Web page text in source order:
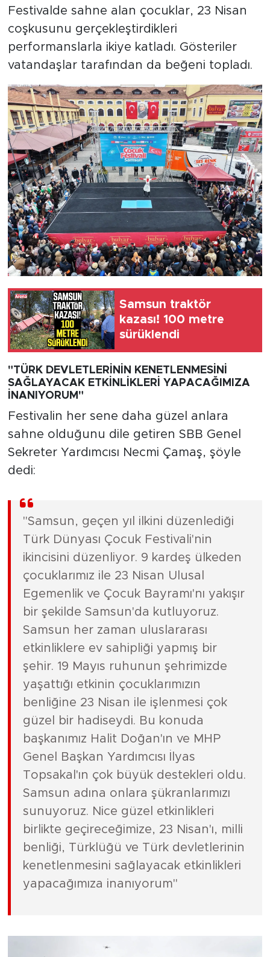
Festivalde sahne alan çocuklar, 23 Nisan
coşkusunu gerçekleştirdikleri
performanslarla ikiye katladı. Gösteriler
vatandaşlar tarafından da beğeni topladı.
Samsun traktör
kazası! 100 metre
sürüklendi
"TÜRK DEVLETLERİNİN KENETLENMESİNİ
SAĞLAYACAK ETKİNLİKLERİ YAPACAĞIMIZA
İNANIYORUM"
Festivalin her sene daha güzel anlara
sahne olduğunu dile getiren SBB Genel
Sekreter Yardımcısı Necmi Çamaş, şöyle
dedi:
"Samsun, geçen yıl ilkini düzenlediği
Türk Dünyası Çocuk Festivali'nin
ikincisini düzenliyor. 9 kardeş ülkeden
çocuklarımız ile 23 Nisan Ulusal
Egemenlik ve Çocuk Bayramı'nı yakışır
bir şekilde Samsun'da kutluyoruz.
Samsun her zaman uluslararası
etkinliklere ev sahipliği yapmış bir
şehir. 19 Mayıs ruhunun şehrimizde
yaşattığı etkinin çocuklarımızın
benliğine 23 Nisan ile işlenmesi çok
güzel bir hadiseydi. Bu konuda
başkanımız Halit Doğan'ın ve MHP
Genel Başkan Yardımcısı İlyas
Topsakal'ın çok büyük destekleri oldu.
Samsun adına onlara şükranlarımızı
sunuyoruz. Nice güzel etkinlikleri
birlikte geçireceğimize, 23 Nisan'ı, milli
benliği, Türklüğü ve Türk devletlerinin
kenetlenmesini sağlayacak etkinlikleri
yapacağımıza inanıyorum"